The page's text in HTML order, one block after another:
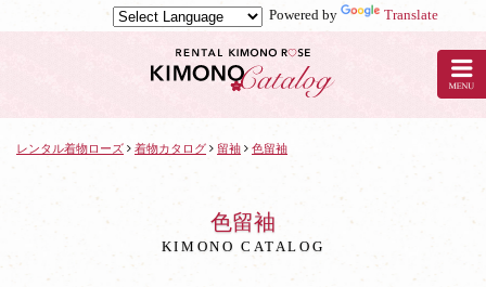
Powered by
Translate
ル
ー
レンタル着物ローズ 着物カタログ 留袖 色留袖
色留袖
KIMONO CATALOG